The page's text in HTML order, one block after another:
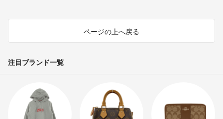
ページの上へ戻る
注目ブランド一覧